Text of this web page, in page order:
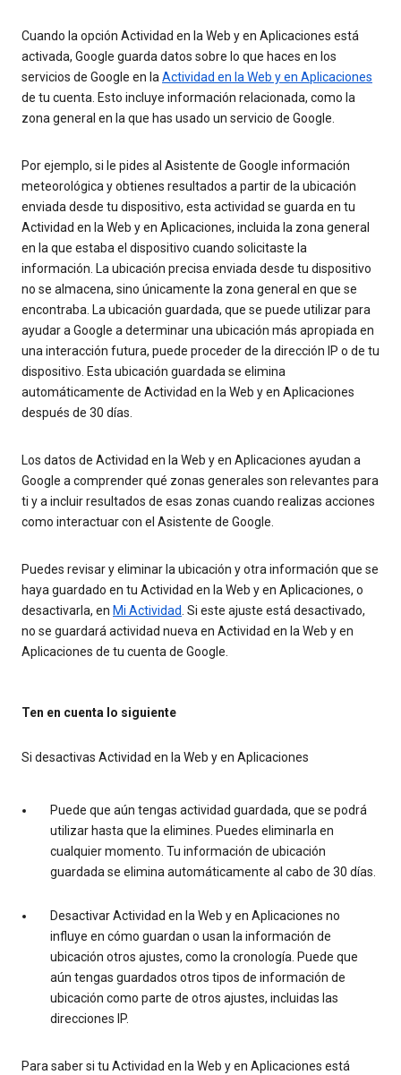
Cuando la opción Actividad en la Web y en Aplicaciones está
activada, Google guarda datos sobre lo que haces en los
servicios de Google en laActividad en la Web y en Aplicaciones
de tu cuenta. Esto incluye información relacionada, como la
zona general en la que has usado un servicio de Google.
Por ejemplo, si le pides al Asistente de Google información
meteorológica y obtienes resultados a partir de la ubicación
enviada desde tu dispositivo, esta actividad se guarda en tu
Actividad en la Web y en Aplicaciones, incluida la zona general
en la que estaba el dispositivo cuando solicitaste la
información. La ubicación precisa enviada desde tu dispositivo
no se almacena, sino únicamente la zona general en que se
encontraba. La ubicación guardada, que se puede utilizar para
ayudar a Google a determinar una ubicación más apropiada en
una interacción futura, puede proceder de la dirección IP o de tu
dispositivo. Esta ubicación guardada se elimina
automáticamente de Actividad en la Web y en Aplicaciones
después de 30 días.
Los datos de Actividad en la Web y en Aplicaciones ayudan a
Google a comprender qué zonas generales son relevantes para
ti y a incluir resultados de esas zonas cuando realizas acciones
como interactuar con el Asistente de Google.
Puedes revisar y eliminar la ubicación y otra información que se
haya guardado en tu Actividad en la Web y en Aplicaciones, o
desactivarla, en Mi Actividad. Si este ajuste está desactivado,
no se guardará actividad nueva en Actividad en la Web y en
Aplicaciones de tu cuenta de Google.
Ten en cuenta lo siguiente
Si desactivas Actividad en la Web y en Aplicaciones
Puede que aún tengas actividad guardada, que se podrá
utilizar hasta que la elimines. Puedes eliminarla en
cualquier momento. Tu información de ubicación
guardada se elimina automáticamente al cabo de 30 días.
Desactivar Actividad en la Web y en Aplicaciones no
influye en cómo guardan o usan la información de
ubicación otros ajustes, como la cronología. Puede que
aún tengas guardados otros tipos de información de
ubicación como parte de otros ajustes, incluidas las
direcciones IP.
Para saber si tu Actividad en la Web y en Aplicaciones está